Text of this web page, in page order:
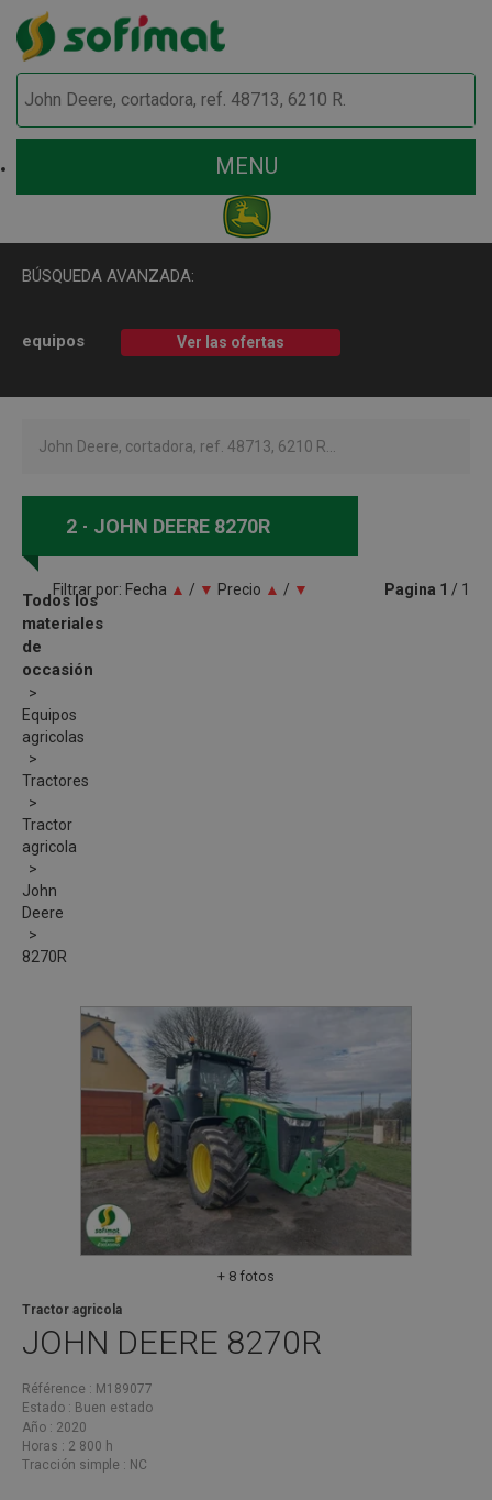
MENU
BÚSQUEDA AVANZADA:
equipos Ver las ofertas
Todos los
materiales
de
occasión
Equipos
agricolas
Tractores
Tractor
agricola
John
Deere
8270R
2 JOHN DEERE 8270R
Filtrar por: Fecha ▲ / ▼ Precio ▲ / ▼ Pagina 1 / 1
+ 8 fotos
JOHN DEERE 8270R
Tractor agricola
Référence
M189077
Estado
Buen estado
Año
2020
Horas
2 800 h
Tracción simple
NC